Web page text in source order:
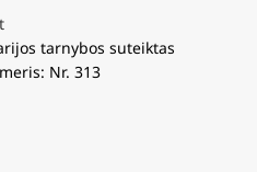
tarnybos suteiktas
Nr. 313